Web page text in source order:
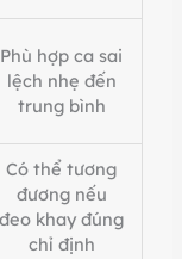
Phù hợp ca sai
lệch nhẹ đến
trung bình
Có thể tương
đương nếu
đeo khay đúng
chỉ định